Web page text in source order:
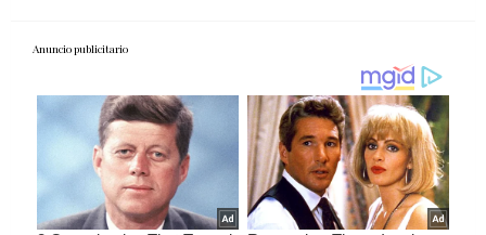
Anuncio publicitario